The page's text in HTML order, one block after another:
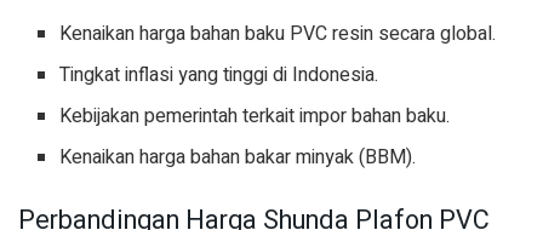
Kenaikan harga bahan baku PVC resin secara global.
Tingkat inflasi yang tinggi di Indonesia.
Kebijakan pemerintah terkait impor bahan baku.
Kenaikan harga bahan bakar minyak (BBM).
Perbandingan Harga Shunda Plafon PVC